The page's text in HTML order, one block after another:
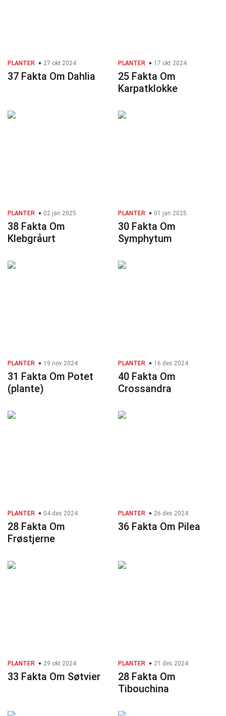
PLANTER 27 okt 2024
37 Fakta Om Dahlia
PLANTER 17 okt 2024
25 Fakta Om
Karpatklokke
PLANTER 02 jan 2025
38 Fakta Om
Klebgråurt
PLANTER 01 jan 2025
30 Fakta Om
Symphytum
PLANTER 19 nov 2024
31 Fakta Om Potet
(plante)
PLANTER 16 des 2024
40 Fakta Om
Crossandra
PLANTER 04 des 2024
28 Fakta Om
Frøstjerne
PLANTER 26 des 2024
36 Fakta Om Pilea
PLANTER 29 okt 2024
33 Fakta Om Søtvier
PLANTER 21 des 2024
28 Fakta Om
Tibouchina